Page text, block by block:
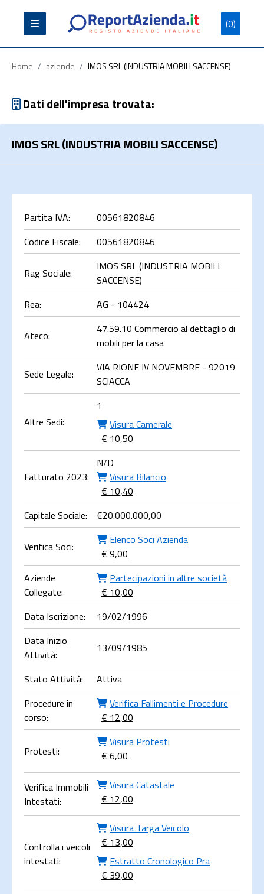
(0)
Partita
Iva
Codice
Fiscale
Ragione
Sociale
Cerca
Home / aziende / IMOS SRL (INDUSTRIA MOBILI SACCENSE)
Dati dell'impresa trovata:
IMOS SRL (INDUSTRIA MOBILI SACCENSE)
Partita IVA:
00561820846
Codice Fiscale:
00561820846
Rag Sociale:
IMOS SRL (INDUSTRIA MOBILI
SACCENSE)
Rea:
AG - 104424
Ateco:
47.59.10 Commercio al dettaglio di
mobili per la casa
Sede Legale:
VIA RIONE IV NOVEMBRE - 92019
SCIACCA
Altre Sedi:
1
Visura Camerale
€ 10,50
Fatturato 2023:
N/D
Visura Bilancio
€ 10,40
Capitale Sociale:
€20.000.000,00
Verifica Soci:
Elenco Soci Azienda
€ 9,00
Aziende
Collegate:
Partecipazioni in altre società
€ 10,00
Data Iscrizione:
19/02/1996
Data Inizio
Attività:
13/09/1985
Stato Attività:
Attiva
Procedure in
corso:
Verifica Fallimenti e Procedure
€ 12,00
Protesti:
Visura Protesti
€ 6,00
Verifica Immobili
Intestati:
Visura Catastale
€ 12,00
Controlla i veicoli
intestati:
Visura Targa Veicolo
€ 13,00
Estratto Cronologico Pra
€ 39,00